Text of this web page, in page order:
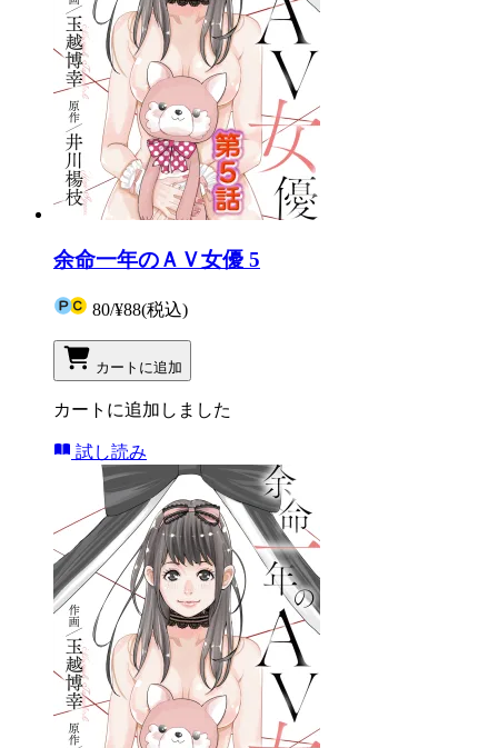
余命一年のＡＶ女優 5
80/¥88(税込)
カートに追加
カートに追加しました
試し読み